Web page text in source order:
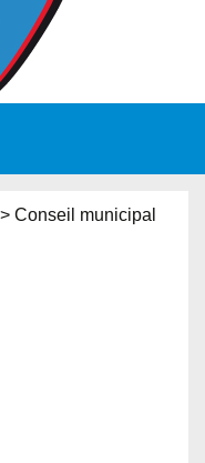
> Conseil municipal